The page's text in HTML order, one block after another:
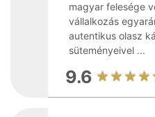
magyar felesége
vállalkozás
autentikus olasz
süteményeivel ...
9.6